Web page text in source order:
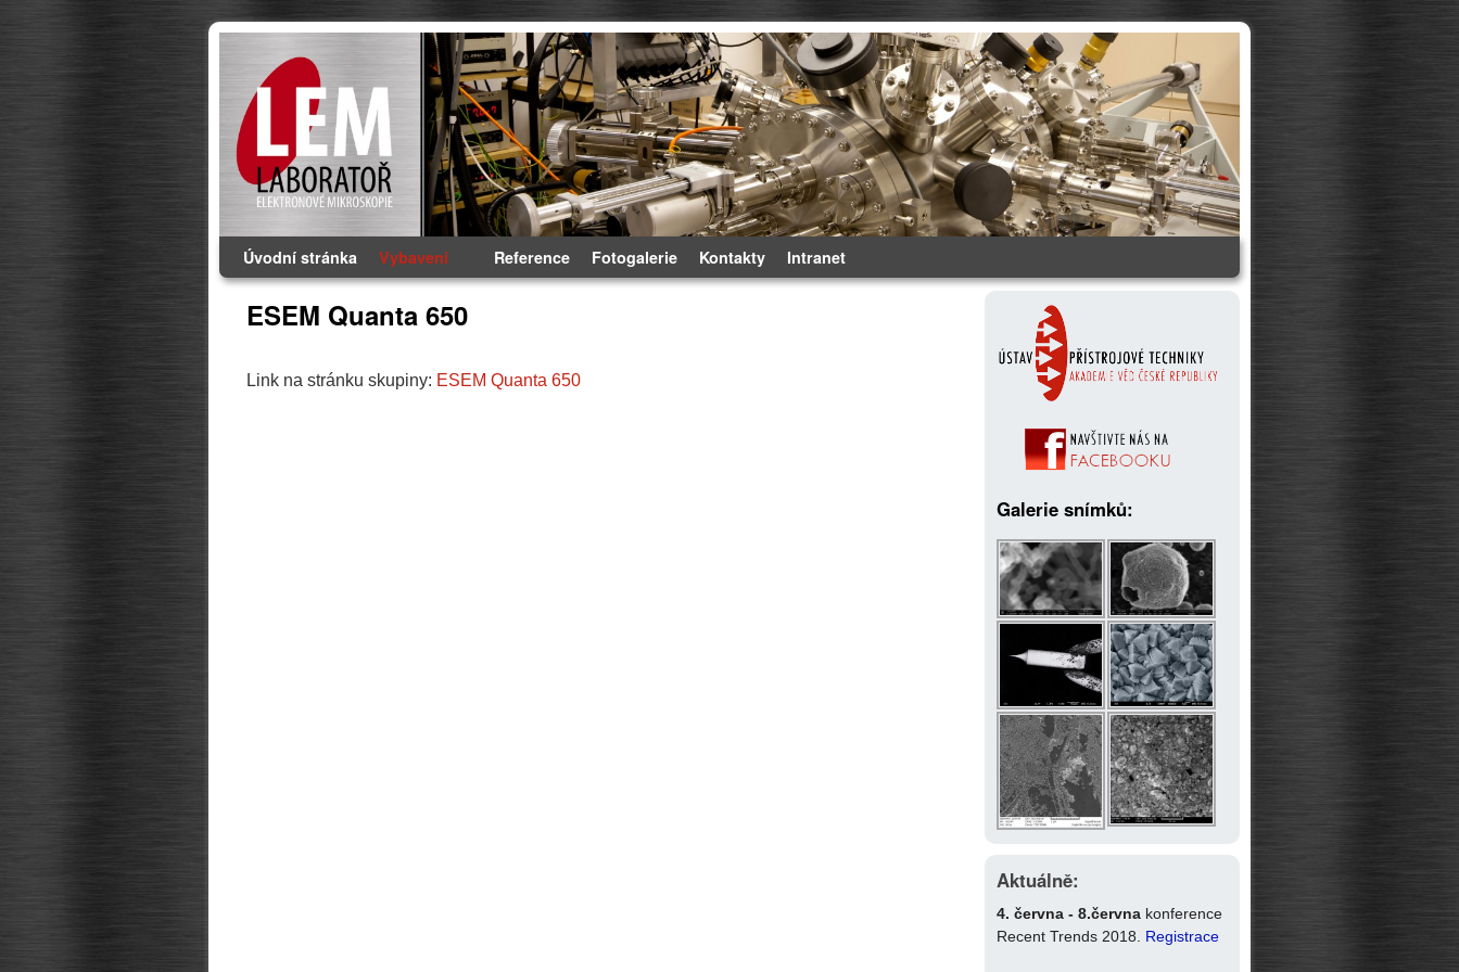
Přeskočit na primární obsah
Přeskočit na sekundární obsah
Úvodní stránka Vybavení Reference Fotogalerie Kontakty Intranet
ESEM Quanta 650
Link na stránku skupiny: ESEM Quanta 650
Galerie snímků:
Aktuálně:
4. června - 8.června konference
Recent Trends 2018. Registrace